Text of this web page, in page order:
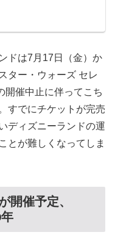
ドは7月17日（金）か
ター・ウォーズ セレ
開催中止に伴ってこち
すでにチケットが完売
ディズニーランドの運
とが難しくなってしま
開催予定、